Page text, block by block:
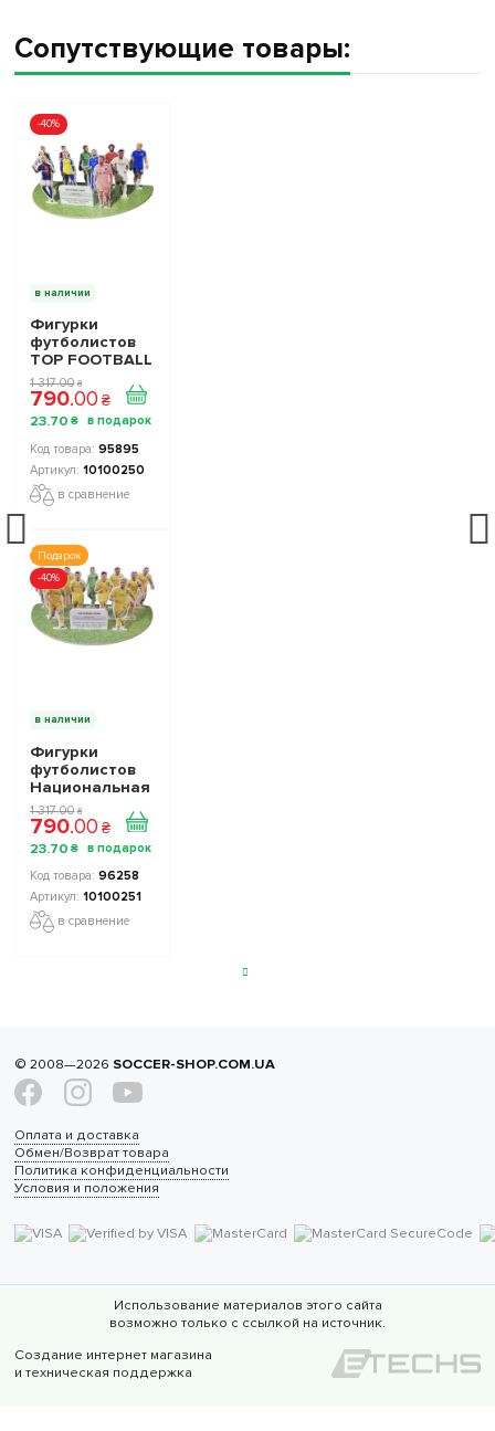
Сопутствующие товары:
-40%
в наличии
Фигурки
футболистов
TOP FOOTBALL
STARS - Набор
The Football
Stars
Collection 1
10100250
1 317.00 ₴
790.00 ₴
23.70 ₴
95895
10100250
в сравнение
Подарок
-40%
в наличии
Фигурки
футболистов
Национальная
Сборная
Украины TOP
FOOTBALL
STARS
Collection 2
10100251
1 317.00 ₴
790.00 ₴
23.70 ₴
96258
10100251
в сравнение
© 2008—2026 SOCCER-SHOP.COM.UA
Оплата и доставка
Обмен/Возврат товара
Политика конфиденциальности
Условия и положения
Использование материалов этого сайта
возможно только с ссылкой на источник.
Создание интернет магазина
и техническая поддержка